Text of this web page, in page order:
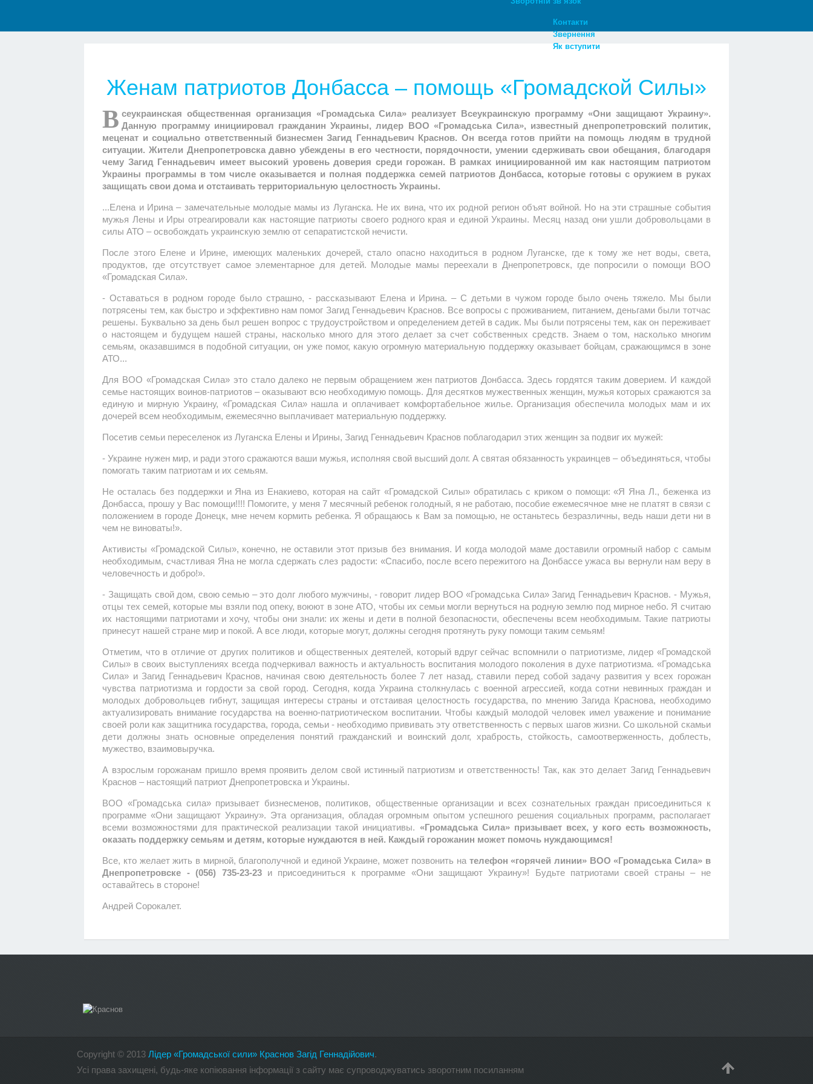
Контакти
Звернення
Як вступити
Женам патриотов Донбасса – помощь «Громадской Силы»
В сеукраинская общественная организация «Громадська Сила» реализует Всеукраинскую программу «Они защищают Украину».
Данную программу инициировал гражданин Украины, лидер ВОО «Громадська Сила», известный днепропетровский политик,
меценат и социально ответственный бизнесмен Загид Геннадьевич Краснов. Он всегда готов прийти на помощь людям в трудной
ситуации. Жители Днепропетровска давно убеждены в его честности, порядочности, умении сдерживать свои обещания, благодаря
чему Загид Геннадьевич имеет высокий уровень доверия среди горожан. В рамках инициированной им как настоящим патриотом
Украины программы в том числе оказывается и полная поддержка семей патриотов Донбасса, которые готовы с оружием в руках
защищать свои дома и отстаивать территориальную целостность Украины.
...Елена и Ирина – замечательные молодые мамы из Луганска. Не их вина, что их родной регион объят войной. Но на эти страшные события
мужья Лены и Иры отреагировали как настоящие патриоты своего родного края и единой Украины. Месяц назад они ушли добровольцами в
силы АТО – освобождать украинскую землю от сепаратистской нечисти.
После этого Елене и Ирине, имеющих маленьких дочерей, стало опасно находиться в родном Луганске, где к тому же нет воды, света,
продуктов, где отсутствует самое элементарное для детей. Молодые мамы переехали в Днепропетровск, где попросили о помощи ВОО
«Громадская Сила».
- Оставаться в родном городе было страшно, - рассказывают Елена и Ирина. – С детьми в чужом городе было очень тяжело. Мы были
потрясены тем, как быстро и эффективно нам помог Загид Геннадьевич Краснов. Все вопросы с проживанием, питанием, деньгами были тотчас
решены. Буквально за день был решен вопрос с трудоустройством и определением детей в садик. Мы были потрясены тем, как он переживает
о настоящем и будущем нашей страны, насколько много для этого делает за счет собственных средств. Знаем о том, насколько многим
семьям, оказавшимся в подобной ситуации, он уже помог, какую огромную материальную поддержку оказывает бойцам, сражающимся в зоне
АТО...
Для ВОО «Громадская Сила» это стало далеко не первым обращением жен патриотов Донбасса. Здесь гордятся таким доверием. И каждой
семье настоящих воинов-патриотов – оказывают всю необходимую помощь. Для десятков мужественных женщин, мужья которых сражаются за
единую и мирную Украину, «Громадская Сила» нашла и оплачивает комфортабельное жилье. Организация обеспечила молодых мам и их
дочерей всем необходимым, ежемесячно выплачивает материальную поддержку.
Посетив семьи переселенок из Луганска Елены и Ирины, Загид Геннадьевич Краснов поблагодарил этих женщин за подвиг их мужей:
- Украине нужен мир, и ради этого сражаются ваши мужья, исполняя свой высший долг. А святая обязанность украинцев – объединяться, чтобы
помогать таким патриотам и их семьям.
Не осталась без поддержки и Яна из Енакиево, которая на сайт «Громадской Силы» обратилась с криком о помощи: «Я Яна Л., беженка из
Донбасса, прошу у Вас помощи!!!! Помогите, у меня 7 месячный ребенок голодный, я не работаю, пособие ежемесячное мне не платят в связи с
положением в городе Донецк, мне нечем кормить ребенка. Я обращаюсь к Вам за помощью, не останьтесь безразличны, ведь наши дети ни в
чем не виноваты!».
Активисты «Громадской Силы», конечно, не оставили этот призыв без внимания. И когда молодой маме доставили огромный набор с самым
необходимым, счастливая Яна не могла сдержать слез радости: «Спасибо, после всего пережитого на Донбассе ужаса вы вернули нам веру в
человечность и добро!».
- Защищать свой дом, свою семью – это долг любого мужчины, - говорит лидер ВОО «Громадська Сила» Загид Геннадьевич Краснов. - Мужья,
отцы тех семей, которые мы взяли под опеку, воюют в зоне АТО, чтобы их семьи могли вернуться на родную землю под мирное небо. Я считаю
их настоящими патриотами и хочу, чтобы они знали: их жены и дети в полной безопасности, обеспечены всем необходимым. Такие патриоты
принесут нашей стране мир и покой. А все люди, которые могут, должны сегодня протянуть руку помощи таким семьям!
Отметим, что в отличие от других политиков и общественных деятелей, который вдруг сейчас вспомнили о патриотизме, лидер «Громадской
Силы» в своих выступлениях всегда подчеркивал важность и актуальность воспитания молодого поколения в духе патриотизма. «Громадська
Сила» и Загид Геннадьевич Краснов, начиная свою деятельность более 7 лет назад, ставили перед собой задачу развития у всех горожан
чувства патриотизма и гордости за свой город. Сегодня, когда Украина столкнулась с военной агрессией, когда сотни невинных граждан и
молодых добровольцев гибнут, защищая интересы страны и отстаивая целостность государства, по мнению Загида Краснова, необходимо
актуализировать внимание государства на военно-патриотическом воспитании. Чтобы каждый молодой человек имел уважение и понимание
своей роли как защитника государства, города, семьи - необходимо прививать эту ответственность с первых шагов жизни. Со школьной скамьи
дети должны знать основные определения понятий гражданский и воинский долг, храбрость, стойкость, самоотверженность, доблесть,
мужество, взаимовыручка.
А взрослым горожанам пришло время проявить делом свой истинный патриотизм и ответственность! Так, как это делает Загид Геннадьевич
Краснов – настоящий патриот Днепропетровска и Украины.
ВОО «Громадська сила» призывает бизнесменов, политиков, общественные организации и всех сознательных граждан присоединиться к
программе «Они защищают Украину». Эта организация, обладая огромным опытом успешного решения социальных программ, располагает
всеми возможностями для практической реализации такой инициативы. «Громадська Сила» призывает всех, у кого есть возможность,
оказать поддержку семьям и детям, которые нуждаются в ней. Каждый горожанин может помочь нуждающимся!
Все, кто желает жить в мирной, благополучной и единой Украине, может позвонить на телефон «горячей линии» ВОО «Громадська Сила» в
Днепропетровске - (056) 735-23-23и присоединиться к программе «Они защищают Украину»! Будьте патриотами своей страны – не
оставайтесь в стороне!
Андрей Сорокалет.
Copyright © 2013 Лідер «Громадської сили» Краснов Загід Геннадійович.
Усі права захищені, будь-яке копіювання інформації з сайту має супроводжуватись зворотним посиланням